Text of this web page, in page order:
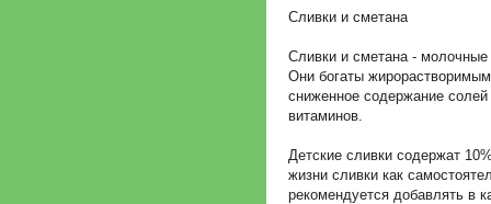
Сливки и сметана
Сливки и сметана -
Они богаты
сниженное содержание
витаминов.
Детские сливки содержат
жизни сливки как
рекомендуется добавлять в